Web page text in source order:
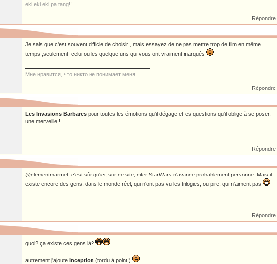
eki eki eki pa tang!!
Répondre
Je sais que c'est souvent difficle de choisir , mais essayez de ne pas mettre trop de film en même
temps ,seulement celui ou les quelque uns qui vous ont vraiment marqués
Мне нравится, что никто не понимает меня
Répondre
Les Invasions Barbares pour toutes les émotions qu'il dégage et les questions qu'il oblige à se poser,
une merveille !
Répondre
@clementmarmet: c'est sûr qu'ici, sur ce site, citer StarWars n'avance probablement personne. Mais il
existe encore des gens, dans le monde réel, qui n'ont pas vu les trilogies, ou pire, qui n'aiment pas
Répondre
quoi? ça existe ces gens là?
autrement j'ajoute Inception (tordu à point!)